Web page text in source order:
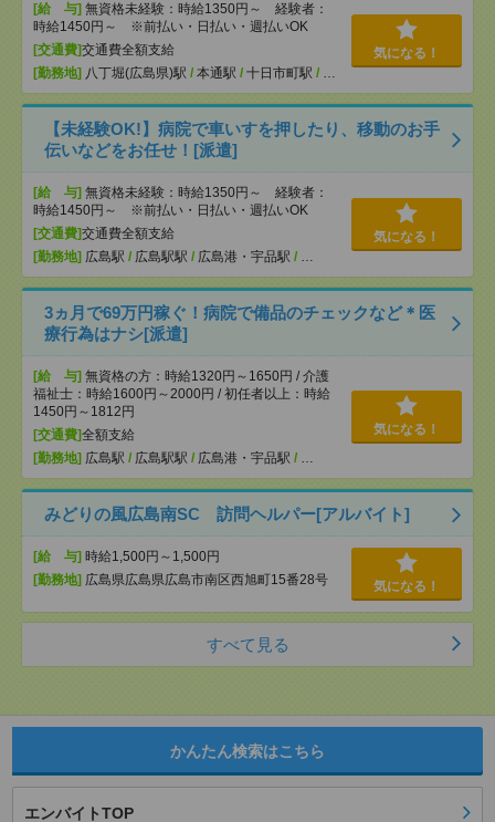
[給 与] 無資格未経験：時給1350円～ 経験者：
時給1450円～ ※前払い・日払い・週払いOK
[交通費]交通費全額支給
[勤務地] 八丁堀(広島県)駅 / 本通駅 / 十日市町駅 / …
気になる！
【未経験OK!】病院で車いすを押したり、移動のお手
伝いなどをお任せ！[派遣]
[給 与] 無資格未経験：時給1350円～ 経験者：
時給1450円～ ※前払い・日払い・週払いOK
[交通費]交通費全額支給
[勤務地] 広島駅 / 広島駅駅 / 広島港・宇品駅 / …
気になる！
3ヵ月で69万円稼ぐ！病院で備品のチェックなど＊医
療行為はナシ[派遣]
[給 与] 無資格の方：時給1320円～1650円 / 介護
福祉士：時給1600円～2000円 / 初任者以上：時給
1450円～1812円
[交通費]全額支給
[勤務地] 広島駅 / 広島駅駅 / 広島港・宇品駅 / …
気になる！
みどりの風広島南SC 訪問ヘルパー[アルバイト]
[給 与] 時給1,500円～1,500円
[勤務地] 広島県広島県広島市南区西旭町15番28号 気になる！
すべて見る
かんたん検索はこちら
エンバイトTOP